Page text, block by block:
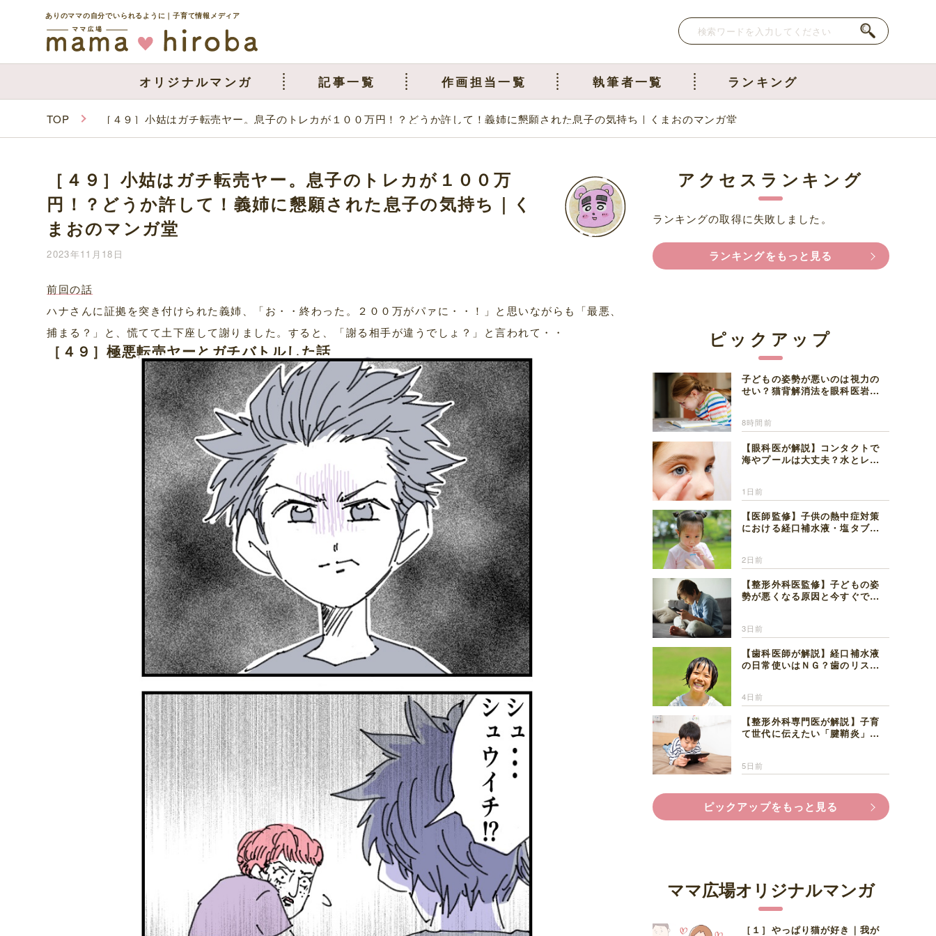
ありのママの自分でいられるように｜子育て情報メディア
オリジナルマンガ 記事一覧 作画担当一覧 執筆者一覧 ランキング
TOP ［４９］小姑はガチ転売ヤー。息子のトレカが１００万円！？どうか許して！義姉に懇願された息子の気持ち｜くまおのマンガ堂
［４９］小姑はガチ転売ヤー。息子のトレカが１００万
円！？どうか許して！義姉に懇願された息子の気持ち｜く
まおのマンガ堂
2023年11月18日
前回の話
ハナさんに証拠を突き付けられた義姉、「お・・終わった。２００万がパァに・・！」と思いながらも「最悪、
捕まる？」と、慌てて土下座して謝りました。すると、「謝る相手が違うでしょ？」と言われて・・
［４９］極悪転売ヤーとガチバトルした話
アクセスランキング
ランキングの取得に失敗しました。
ランキングをもっと見る
ピックアップ
子どもの姿勢が悪いのは視力の
せい？猫背解消法を眼科医岩見
8時間前
【眼科医が解説】コンタクトで
海やプールは大丈夫？水とレン
1日前
【医師監修】子供の熱中症対策
における経口補水液・塩タブレ
2日前
【整形外科医監修】子どもの姿
勢が悪くなる原因と今すぐでき
3日前
【歯科医師が解説】経口補水液
の日常使いはＮＧ？歯のリスク
4日前
【整形外科専門医が解説】子育
て世代に伝えたい「腱鞘炎」の
5日前
ピックアップをもっと見る
ママ広場オリジナルマンガ
［１］やっぱり猫が好き｜我が